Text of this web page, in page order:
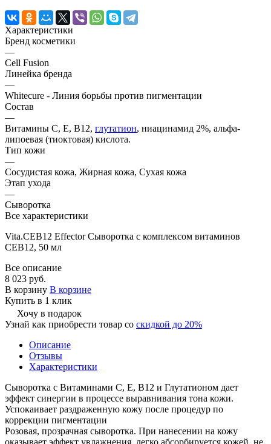
Характеристики
Бренд косметики
—
Cell Fusion
Линейка бренда
—
Whitecure - Линия борьбы против пигментации
Состав
—
Витамины С, Е, В12, глутатион, ниацинамид 2%, альфа-
липоевая (тиоктовая) кислота.
Тип кожи
—
Сосудистая кожа, Жирная кожа, Сухая кожа
Этап ухода
—
Сыворотка
Все характеристики
Vita.CEB12 Effector Сыворотка с комплексом витаминов
СЕВ12, 50 мл
Все описание
8 023 руб.
В корзину В корзине
Купить в 1 клик
Хочу в подарок
Узнай как приобрести товар со скидкой до 20%
Описание
Отзывы
Характеристики
Сыворотка с Витаминами C, E, B12 и Глутатионом дает
эффект синергии в процессе выравнивания тона кожи.
Успокаивает раздраженную кожу после процедур по
коррекции пигментации
Розовая, прозрачная сыворотка. При нанесении на кожу
оказывает эффект увлажнения, легко абсорбируется кожей, не